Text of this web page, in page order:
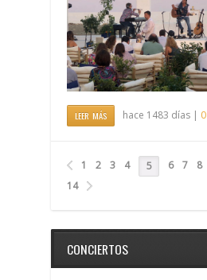
LEER MÁS hace 1483 días |
1 2 3 4 5 6 7 8
14
CONCIERTOS